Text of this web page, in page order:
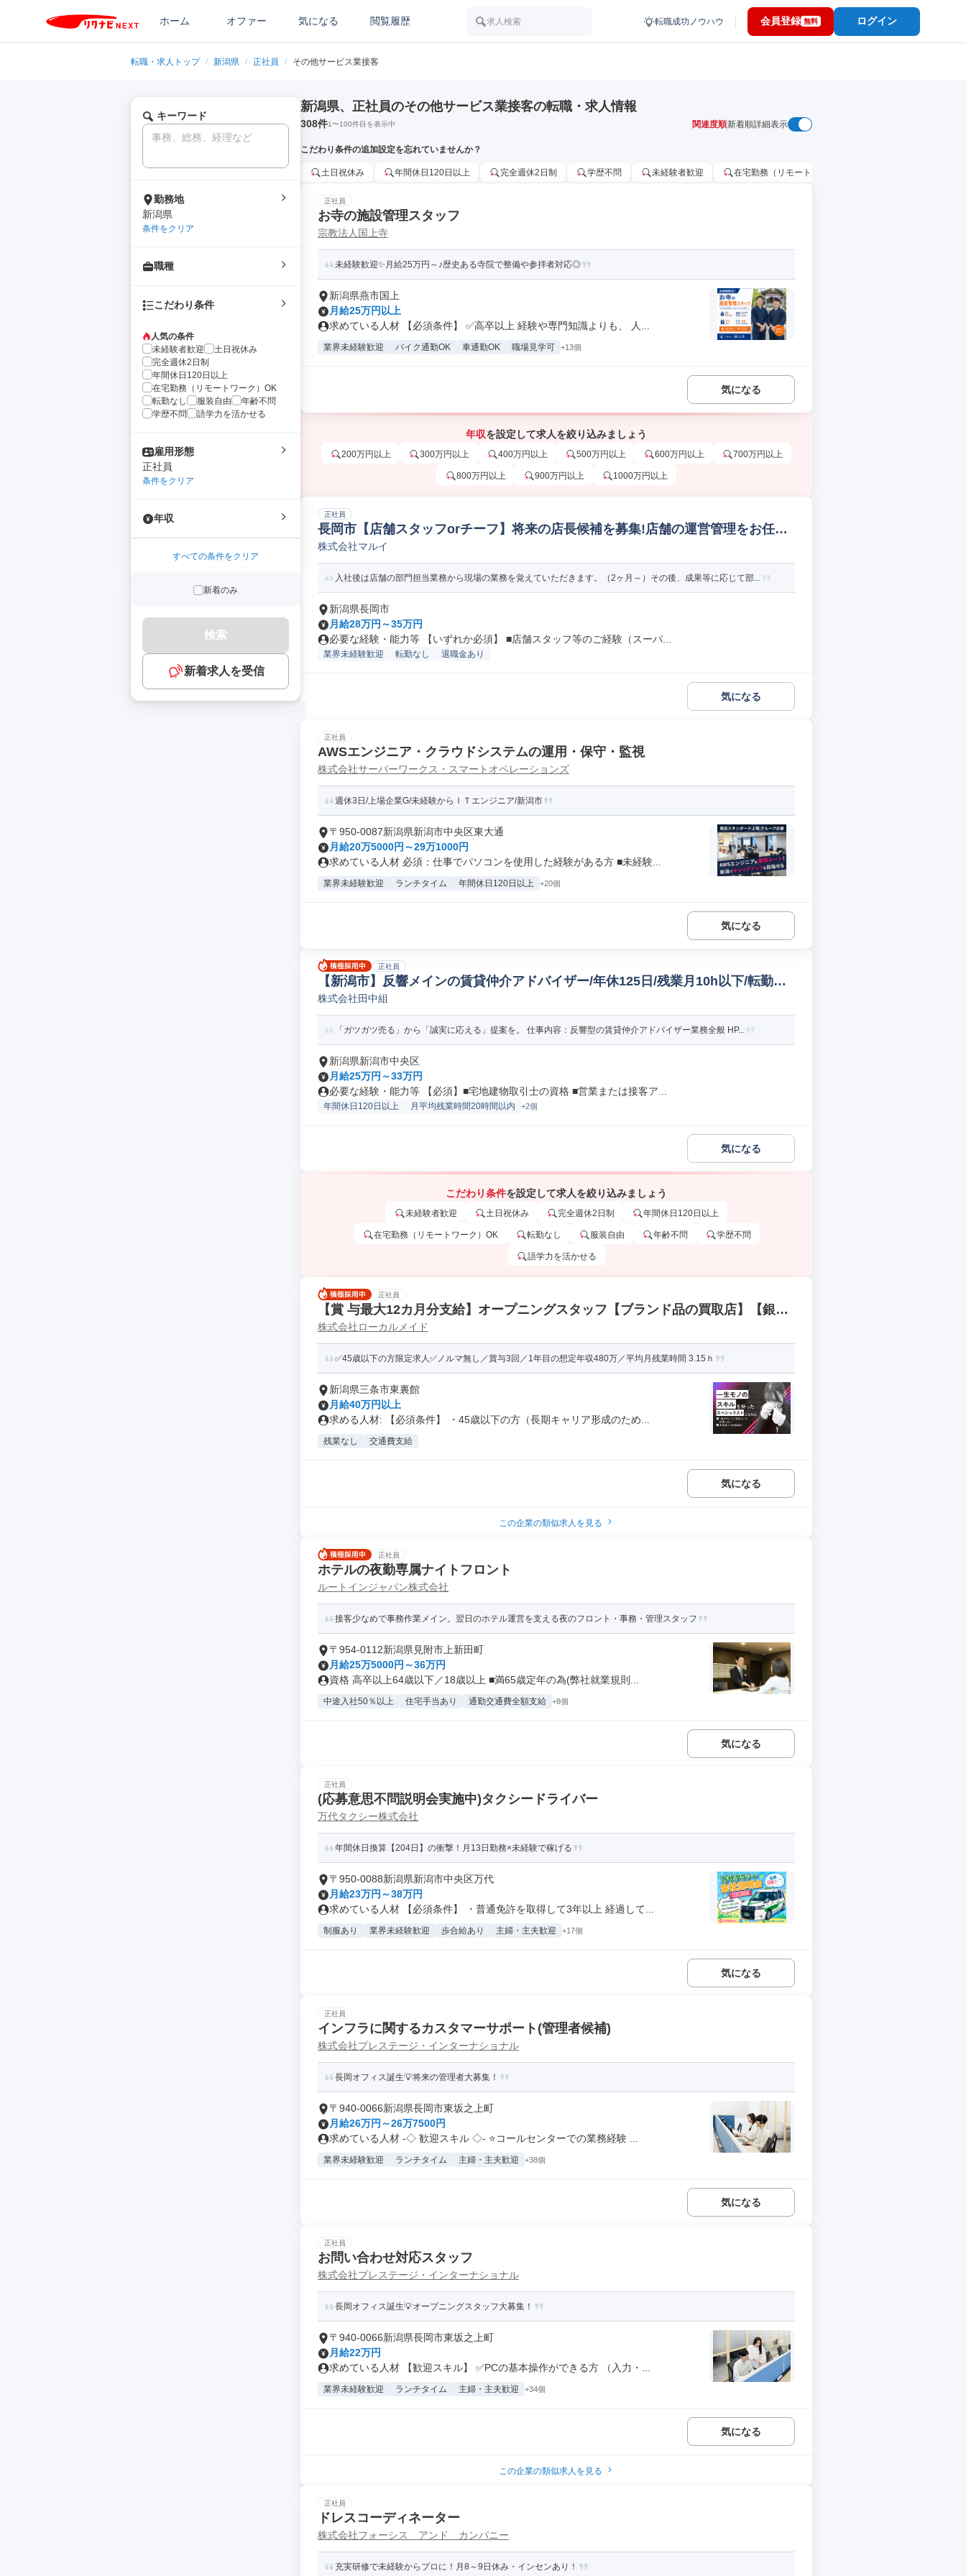
ホーム オファー 気になる 閲覧履歴 求人検索 転職成功ノウハウ 会員登録 無料 ログイン
転職・求人トップ / 新潟県 / 正社員 / その他サービス業接客
キーワード
勤務地
新潟県
条件をクリア
職種
こだわり条件
人気の条件
未経験者歓迎
土日祝休み
完全週休2日制
年間休日120日以上
在宅勤務（リモートワーク）OK
転勤なし
服装自由
年齢不問
学歴不問
語学力を活かせる
雇用形態
正社員
条件をクリア
年収
すべての条件をクリア
新着のみ
検索
新着求人を受信
新潟県、正社員のその他サービス業接客の転職・求人情報
308件1〜100件目を表示中 関連度順新着順詳細表示
こだわり条件の追加設定を忘れていませんか？
土日祝休み 年間休日120日以上 完全週休2日制 学歴不問 未経験者歓迎 在宅勤務（リモートワーク）OK
正社員
お寺の施設管理スタッフ
宗教法人国上寺
未経験歓迎✨月給25万円～♪歴史ある寺院で整備や参拝者対応◎
新潟県燕市国上
月給25万円以上
求めている人材 【必須条件】 ✅高卒以上 経験や専門知識よりも、 人...
業界未経験歓迎 バイク通勤OK 車通勤OK 職場見学可 +13個
気になる
年収を設定して求人を絞り込みましょう
200万円以上 300万円以上 400万円以上 500万円以上 600万円以上 700万円以上
800万円以上 900万円以上 1000万円以上
正社員
長岡市【店舗スタッフorチーフ】将来の店長候補を募集!店舗の運営管理をお任せ
その他サービス業接客/フロアスタッフ
株式会社マルイ
入社後は店舗の部門担当業務から現場の業務を覚えていただきます。（2ヶ月～）その後、成果等に応じて部...
新潟県長岡市
月給28万円～35万円
必要な経験・能力等 【いずれか必須】 ■店舗スタッフ等のご経験（スーパ...
業界未経験歓迎 転勤なし 退職金あり
気になる
正社員
AWSエンジニア・クラウドシステムの運用・保守・監視
株式会社サーバーワークス・スマートオペレーションズ
週休3日/上場企業G/未経験からＩＴエンジニア/新潟市
〒950-0087新潟県新潟市中央区東大通
月給20万5000円～29万1000円
求めている人材 必須：仕事でパソコンを使用した経験がある方 ■未経験...
業界未経験歓迎 ランチタイム 年間休日120日以上 +20個
気になる
正社員
【新潟市】反響メインの賃貸仲介アドバイザー/年休125日/残業月10h以下/転勤無
不動産個人営業
株式会社田中組
「ガツガツ売る」から「誠実に応える」提案を。 仕事内容：反響型の賃貸仲介アドバイザー業務全般 HP...
新潟県新潟市中央区
月給25万円～33万円
必要な経験・能力等 【必須】■宅地建物取引士の資格 ■営業または接客ア...
年間休日120日以上 月平均残業時間20時間以内 +2個
気になる
こだわり条件を設定して求人を絞り込みましょう
未経験者歓迎 土日祝休み 完全週休2日制 年間休日120日以上
在宅勤務（リモートワーク）OK 転勤なし 服装自由 年齢不問 学歴不問
語学力を活かせる
正社員
【賞 与最大12カ月分支給】オープニングスタッフ【ブランド品の買取店】【銀座
蔵や三条店】
株式会社ローカルメイド
✅45歳以下の方限定求人✅ノルマ無し／賞与3回／1年目の想定年収480万／平均月残業時間 3.15ｈ
新潟県三条市東裏館
月給40万円以上
求める人材: 【必須条件】 ・45歳以下の方（長期キャリア形成のため...
残業なし 交通費支給
気になる
この企業の類似求人を見る
正社員
ホテルの夜勤専属ナイトフロント
ルートインジャパン株式会社
接客少なめで事務作業メイン。翌日のホテル運営を支える夜のフロント・事務・管理スタッフ
〒954-0112新潟県見附市上新田町
月給25万5000円～36万円
資格 高卒以上64歳以下／18歳以上 ■満65歳定年の為(弊社就業規則...
中途入社50％以上 住宅手当あり 通勤交通費全額支給 +8個
気になる
正社員
(応募意思不問説明会実施中)タクシードライバー
万代タクシー株式会社
年間休日換算【204日】の衝撃！月13日勤務×未経験で稼げる
〒950-0088新潟県新潟市中央区万代
月給23万円～38万円
求めている人材 【必須条件】 ・普通免許を取得して3年以上 経過して...
制服あり 業界未経験歓迎 歩合給あり 主婦・主夫歓迎 +17個
気になる
正社員
インフラに関するカスタマーサポート(管理者候補)
株式会社プレステージ・インターナショナル
長岡オフィス誕生💡将来の管理者大募集！
〒940-0066新潟県長岡市東坂之上町
月給26万円～26万7500円
求めている人材 -◇ 歓迎スキル ◇- ⭐コールセンターでの業務経験 ...
業界未経験歓迎 ランチタイム 主婦・主夫歓迎 +38個
気になる
正社員
お問い合わせ対応スタッフ
株式会社プレステージ・インターナショナル
長岡オフィス誕生💡オープニングスタッフ大募集！
〒940-0066新潟県長岡市東坂之上町
月給22万円
求めている人材 【歓迎スキル】 ✅PCの基本操作ができる方 （入力・...
業界未経験歓迎 ランチタイム 主婦・主夫歓迎 +34個
気になる
この企業の類似求人を見る
正社員
ドレスコーディネーター
株式会社フォーシス アンド カンパニー
充実研修で未経験からプロに！月8～9日休み・インセンあり！